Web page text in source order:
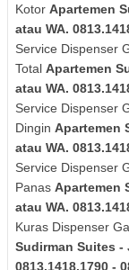
Kotor Apartemen
atau WA.
Service Dispenser
Total Apartemen
atau WA.
Service Dispenser
Dingin Apartemen
atau WA.
Service Dispenser
Panas Apartemen
atau WA.
Kuras Dispenser
Sudirman Suites -
0813.1418.1790 -